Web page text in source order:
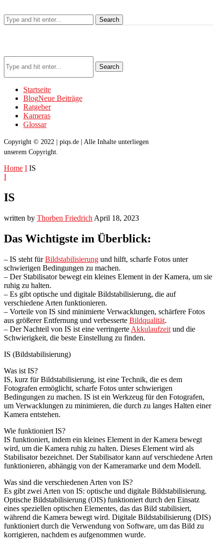
Search
Search
Startseite
BlogNeue Beiträge
Ratgeber
Kameras
Glossar
Copyright © 2022 | piqs.de | Alle Inhalte unterliegen
unserem Copyright.
Home I IS
I
IS
written by Thorben Friedrich April 18, 2023
Das Wichtigste im Überblick:
– IS steht fürBildstabilisierung und hilft, scharfe Fotos unter
schwierigen Bedingungen zu machen.
– Der Stabilisator bewegt ein kleines Element in der Kamera, um sie
ruhig zu halten.
– Es gibt optische und digitale Bildstabilisierung, die auf
verschiedene Arten funktionieren.
– Vorteile von IS sind minimierte Verwacklungen, schärfere Fotos
aus größerer Entfernung und verbesserte Bildqualität.
– Der Nachteil von IS ist eine verringerte Akkulaufzeit und die
Schwierigkeit, die beste Einstellung zu finden.
IS (Bildstabilisierung)
Was ist IS?
IS, kurz für Bildstabilisierung, ist eine Technik, die es dem
Fotografen ermöglicht, scharfe Fotos unter schwierigen
Bedingungen zu machen. IS ist ein Werkzeug für den Fotografen,
um Verwacklungen zu minimieren, die durch zu langes Halten einer
Kamera entstehen.
Wie funktioniert IS?
IS funktioniert, indem ein kleines Element in der Kamera bewegt
wird, um die Kamera ruhig zu halten. Dieses Element wird als
Stabilisator bezeichnet. Der Stabilisator kann auf verschiedene Arten
funktionieren, abhängig von der Kameramarke und dem Modell.
Was sind die verschiedenen Arten von IS?
Es gibt zwei Arten von IS: optische und digitale Bildstabilisierung.
Optische Bildstabilisierung (OIS) funktioniert durch den Einsatz
eines speziellen optischen Elementes, das das Bild stabilisiert,
während die Kamera bewegt wird. Digitale Bildstabilisierung (DIS)
funktioniert durch die Verwendung von Software, um das Bild zu
korrigieren, nachdem es aufgenommen wurde.